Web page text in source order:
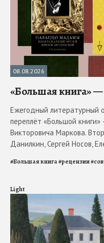
08.08.2026
«Большая книга»
Ежегодный литературный
переплёт «Большой
Викторовича Маркова.
Данилкин, Сергей Носов,
#Большая книга#рецензии#
Light